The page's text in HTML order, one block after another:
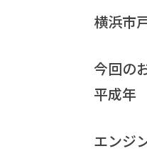
横浜市
今回の
平成年
エンジ